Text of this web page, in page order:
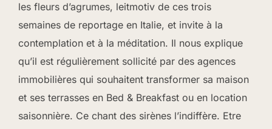
les fleurs d’agrumes, leitmotiv de ces trois
semaines de reportage en Italie, et invite à la
contemplation et à la méditation. Il nous explique
qu’il est régulièrement sollicité par des agences
immobilières qui souhaitent transformer sa maison
et ses terrasses en Bed & Breakfast ou en location
saisonnière. Ce chant des sirènes l’indiffère. Etre